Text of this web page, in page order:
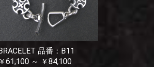
品番：B11
￥61,100 ～ ￥84,100